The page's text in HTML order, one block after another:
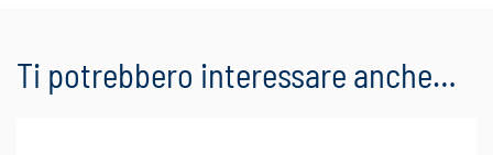
Ti potrebbero interessare anche…